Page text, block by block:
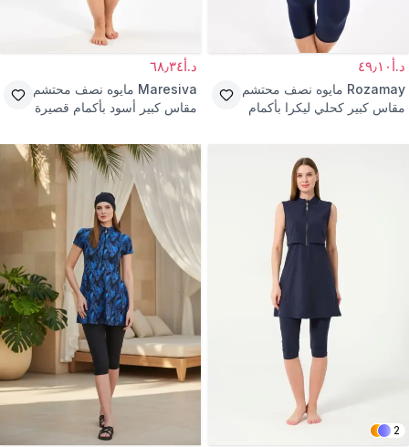
د.أ٤٩٫١٠
Rozamay مايوه نصف محتشم
مقاس كبير كحلي ليكرا بأكمام
د.أ٦٨٫٣٤
Maresiva مايوه نصف محتشم
مقاس كبير أسود بأكمام قصيرة
2